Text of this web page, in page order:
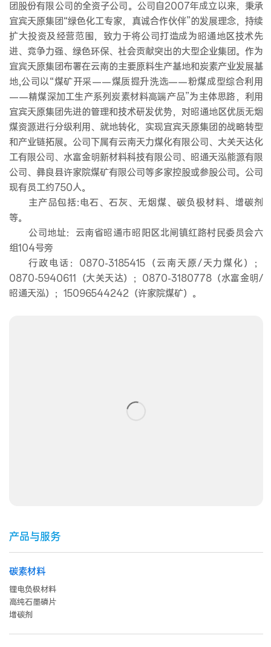
团股份有限公司的全资子公司。公司自2007年成立以来，秉承
宜宾天原集团“绿色化工专家，真诚合作伙伴”的发展理念，持续
扩大投资及经营范围，致力于将公司打造成为昭通地区技术先
进、竞争力强、绿色环保、社会贡献突出的大型企业集团。作为
宜宾天原集团布署在云南的主要原料生产基地和炭素产业发展基
地,公司以“煤矿开采——煤质提升洗选——粉煤成型综合利用
——精煤深加工生产系列炭素材料高端产品”为主体思路，利用
宜宾天原集团先进的管理和技术研发优势，对昭通地区优质无烟
煤资源进行分级利用、就地转化，实现宜宾天原集团的战略转型
和产业链拓展。公司下属有云南天力煤化有限公司、大关天达化
工有限公司、水富金明新材料科技有限公司、昭通天泓能源有限
公司、彝良县许家院煤矿有限公司等多家控股或参股公司。公司
现有员工约750人。
主产品包括:电石、石灰、无烟煤、碳负极材料、增碳剂
等。
公司地址：云南省昭通市昭阳区北闸镇红路村民委员会六
组104号旁
行政电话：0870-3185415（云南天原/天力煤化）；
0870-5940611（大关天达）；0870-3180778（水富金明/
昭通天泓）；15096544242（许家院煤矿）。
产品与服务
碳素材料
锂电负极材料
高纯石墨磷片
增碳剂